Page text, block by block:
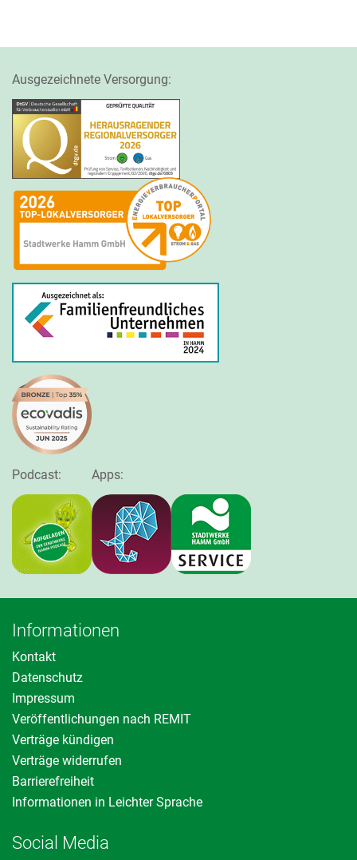
Ausgezeichnete Versorgung:
Podcast: Apps:
Informationen
Kontakt
Datenschutz
Impressum
Veröffentlichungen nach REMIT
Verträge kündigen
Verträge widerrufen
Barrierefreiheit
Informationen in Leichter Sprache
Social Media